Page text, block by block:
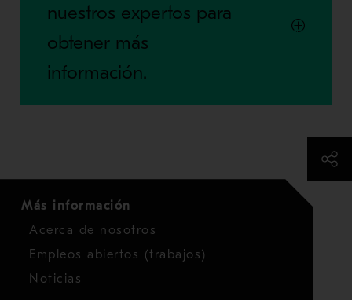
nuestros expertos para
obtener más
información.
Más información
Acerca de nosotros
Empleos abiertos (trabajos)
Noticias